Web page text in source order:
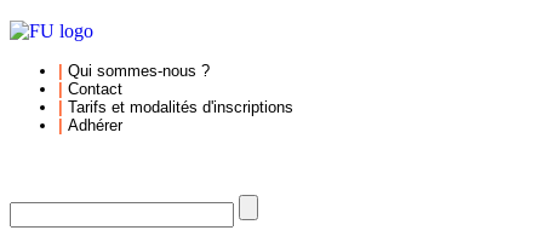
Qui sommes-nous ?
Contact
Tarifs et modalités d'inscriptions
Adhérer